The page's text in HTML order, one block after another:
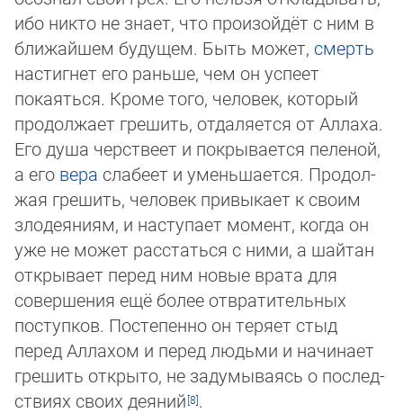
ибо никто не знает, что произойдёт с ним в
бли­жайшем будущем. Быть может, смерть
настигнет его раньше, чем он успеет
покаяться. Кроме того, человек, который
про­дол­жает грешить, отдаляется от Аллаха.
Его душа черствеет и покрывается пеленой,
а его вера слабеет и уменьшается. Про­дол­
жая грешить, человек привыкает к своим
злодеяниям, и наступает момент, когда он
уже не может расстаться с ни­ми, а шайтан
открывает перед ним новые врата для
совершения ещё более отвратительных
поступков. Постепенно он те­ря­ет стыд
перед Аллахом и перед людьми и начинает
грешить открыто, не задумываясь о по­след­
ствиях своих деяний
.